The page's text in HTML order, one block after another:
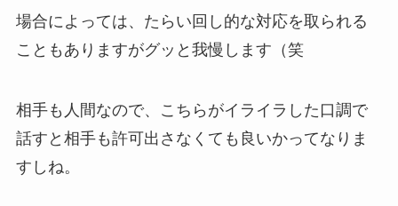
場合によっては、たらい回し的な対応を取られる
こともありますがグッと我慢します（笑
相手も人間なので、こちらがイライラした口調で
話すと相手も許可出さなくても良いかってなりま
すしね。